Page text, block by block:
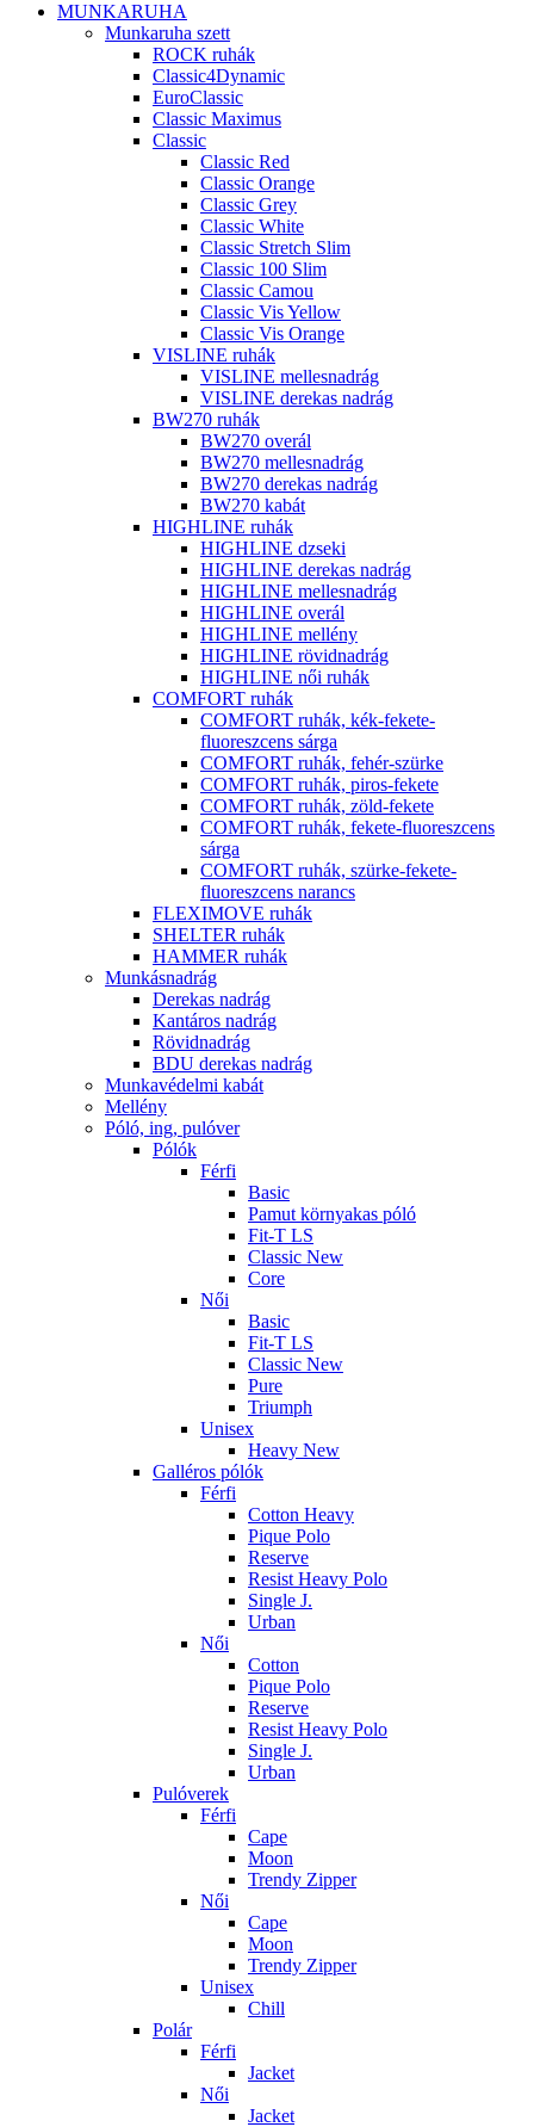
MUNKARUHA
Munkaruha szett
ROCK ruhák
Classic4Dynamic
EuroClassic
Classic Maximus
Classic
Classic Red
Classic Orange
Classic Grey
Classic White
Classic Stretch Slim
Classic 100 Slim
Classic Camou
Classic Vis Yellow
Classic Vis Orange
VISLINE ruhák
VISLINE mellesnadrág
VISLINE derekas nadrág
BW270 ruhák
BW270 overál
BW270 mellesnadrág
BW270 derekas nadrág
BW270 kabát
HIGHLINE ruhák
HIGHLINE dzseki
HIGHLINE derekas nadrág
HIGHLINE mellesnadrág
HIGHLINE overál
HIGHLINE mellény
HIGHLINE rövidnadrág
HIGHLINE női ruhák
COMFORT ruhák
COMFORT ruhák, kék-fekete-
fluoreszcens sárga
COMFORT ruhák, fehér-szürke
COMFORT ruhák, piros-fekete
COMFORT ruhák, zöld-fekete
COMFORT ruhák, fekete-fluoreszcens
sárga
COMFORT ruhák, szürke-fekete-
fluoreszcens narancs
FLEXIMOVE ruhák
SHELTER ruhák
HAMMER ruhák
Munkásnadrág
Derekas nadrág
Kantáros nadrág
Rövidnadrág
BDU derekas nadrág
Munkavédelmi kabát
Mellény
Póló, ing, pulóver
Pólók
Férfi
Basic
Pamut környakas póló
Fit-T LS
Classic New
Core
Női
Basic
Fit-T LS
Classic New
Pure
Triumph
Unisex
Heavy New
Galléros pólók
Férfi
Cotton Heavy
Pique Polo
Reserve
Resist Heavy Polo
Single J.
Urban
Női
Cotton
Pique Polo
Reserve
Resist Heavy Polo
Single J.
Urban
Pulóverek
Férfi
Cape
Moon
Trendy Zipper
Női
Cape
Moon
Trendy Zipper
Unisex
Chill
Polár
Férfi
Jacket
Női
Jacket